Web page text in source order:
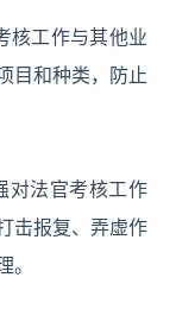
核工作与其他业
目和种类，防止
对法官考核工作
击报复、弄虚作